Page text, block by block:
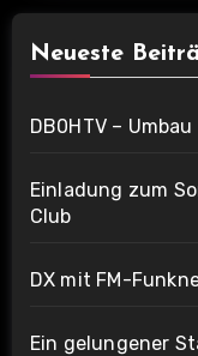
Neueste
DB0HTV –
Einladung zum
Club
DX mit FM-
Ein gelungener